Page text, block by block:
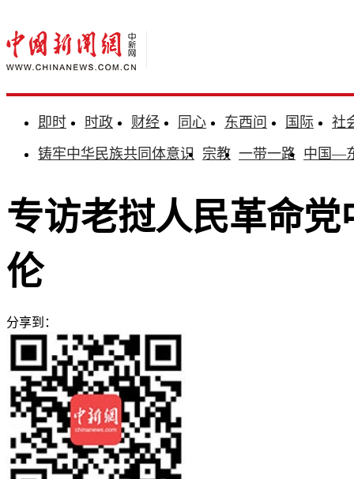
即时 时政 财经 同心 东西问 国际
社
铸牢中华民族共同体意识 宗教 一带一路 中国—
专访老挝人民革命
伦
分享到：